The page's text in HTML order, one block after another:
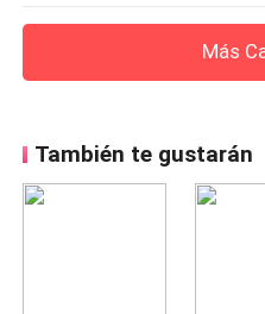
Más
También te gustarán